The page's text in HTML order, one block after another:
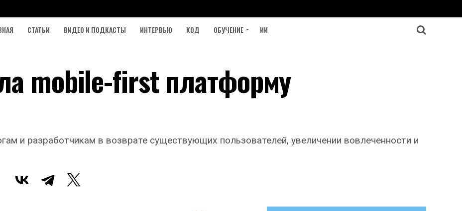
СТАТЬИ ВИДЕО И ПОДКАСТЫ ИНТЕРВЬЮ КОД ОБУЧЕНИЕ ИИ
mobile-first платформу
и разработчикам в возврате существующих пользователей, увеличении вовлеченности и